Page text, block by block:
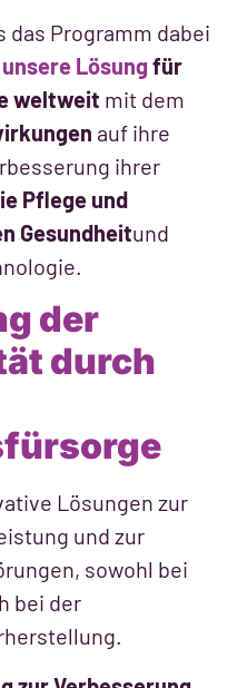
das Programm dabei
unsere Lösungfür
weltweit mit dem
auf ihre
ihrer
Pflege und
Gesundheitund
der
durch
Lösungen zur
und zur
sowohl bei
bei der